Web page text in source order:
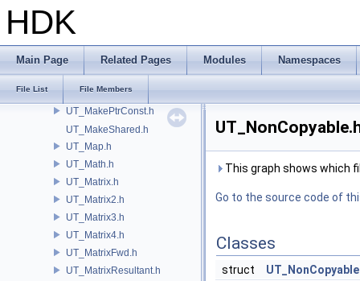
HDK
Main Page Related Pages Modules Namespaces
File List File Members
UT_LockedRawPtr.h
UT_LRUCache.h
UT_LUT.h
UT_Main.h
UT_MakePtrConst.h
UT_MakeShared.h
UT_Map.h
UT_Math.h
UT_Matrix.h
UT_Matrix2.h
UT_Matrix3.h
UT_Matrix4.h
UT_MatrixFwd.h
UT_MatrixResultant.h
This graph shows which
Go to the source code of
Classes
struct